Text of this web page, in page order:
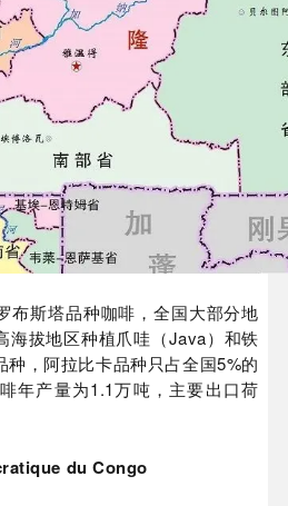
布斯塔品种咖啡，全国大部分地
海拔地区种植爪哇（Java）和铁
，阿拉比卡品种只占全国5%的
年产量为1.1万吨，主要出口荷
du Congo